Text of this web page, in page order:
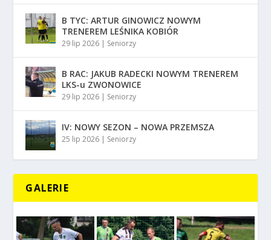
B TYC: ARTUR GINOWICZ NOWYM
TRENEREM LEŚNIKA KOBIÓR
29 lip 2026 | Seniorzy
B RAC: JAKUB RADECKI NOWYM TRENEREM
LKS-u ZWONOWICE
29 lip 2026 | Seniorzy
IV: NOWY SEZON – NOWA PRZEMSZA
25 lip 2026 | Seniorzy
GALERIE